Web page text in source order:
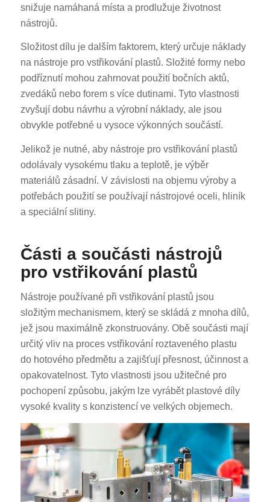
snižuje namáhaná místa a prodlužuje životnost
nástrojů.
Složitost dílu je dalším faktorem, který určuje náklady
na nástroje pro vstřikování plastů. Složité formy nebo
podříznutí mohou zahrnovat použití bočních aktů,
zvedáků nebo forem s více dutinami. Tyto vlastnosti
zvyšují dobu návrhu a výrobní náklady, ale jsou
obvykle potřebné u vysoce výkonných součástí.
Jelikož je nutné, aby nástroje pro vstřikování plastů
odolávaly vysokému tlaku a teplotě, je výběr
materiálů zásadní. V závislosti na objemu výroby a
potřebách použití se používají nástrojové oceli, hliník
a speciální slitiny.
Části a součásti nástrojů
pro vstřikování plastů
Nástroje používané při vstřikování plastů jsou
složitým mechanismem, který se skládá z mnoha dílů,
jež jsou maximálně zkonstruovány. Obě součásti mají
určitý vliv na proces vstřikování roztaveného plastu
do hotového předmětu a zajišťují přesnost, účinnost a
opakovatelnost. Tyto vlastnosti jsou užitečné pro
pochopení způsobu, jakým lze vyrábět plastové díly
vysoké kvality s konzistencí ve velkých objemech.